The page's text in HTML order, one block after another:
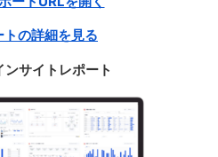
トの詳細を見る
サイトレポート